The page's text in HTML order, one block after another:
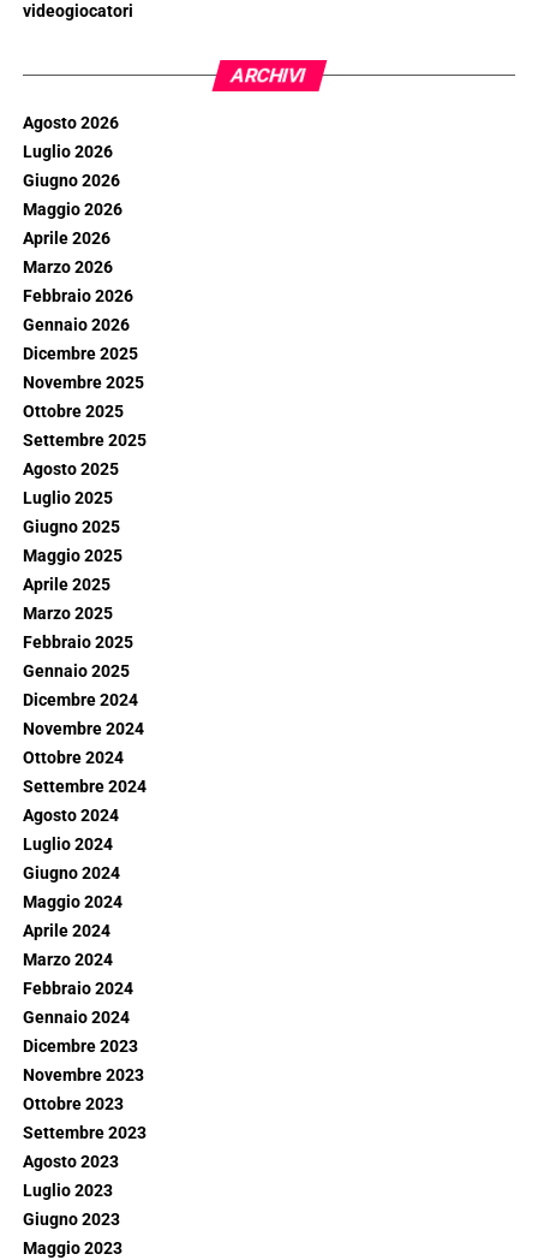
videogiocatori
ARCHIVI
Agosto 2026
Luglio 2026
Giugno 2026
Maggio 2026
Aprile 2026
Marzo 2026
Febbraio 2026
Gennaio 2026
Dicembre 2025
Novembre 2025
Ottobre 2025
Settembre 2025
Agosto 2025
Luglio 2025
Giugno 2025
Maggio 2025
Aprile 2025
Marzo 2025
Febbraio 2025
Gennaio 2025
Dicembre 2024
Novembre 2024
Ottobre 2024
Settembre 2024
Agosto 2024
Luglio 2024
Giugno 2024
Maggio 2024
Aprile 2024
Marzo 2024
Febbraio 2024
Gennaio 2024
Dicembre 2023
Novembre 2023
Ottobre 2023
Settembre 2023
Agosto 2023
Luglio 2023
Giugno 2023
Maggio 2023